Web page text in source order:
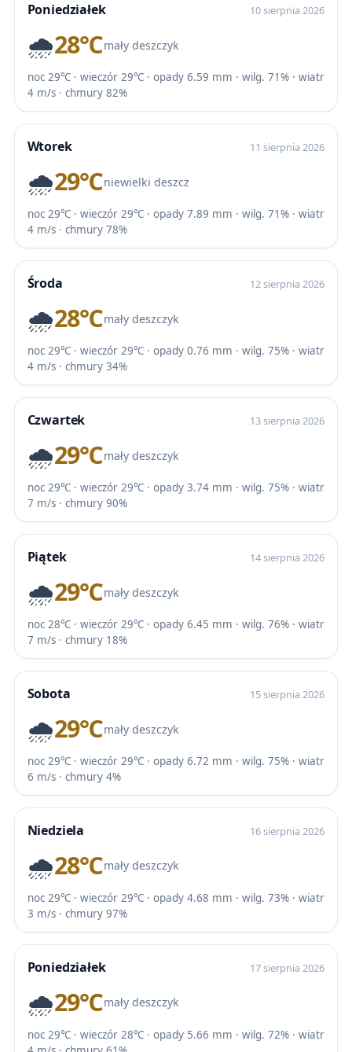
Poniedziałek 10 sierpnia 2026
🌧️28℃mały deszczyk
noc 29℃ · wieczór 29℃ · opady 6.59 mm · wilg. 71% · wiatr
4 m/s · chmury 82%
Wtorek 11 sierpnia 2026
🌧️29℃niewielki deszcz
noc 29℃ · wieczór 29℃ · opady 7.89 mm · wilg. 71% · wiatr
4 m/s · chmury 78%
Środa 12 sierpnia 2026
🌧️28℃mały deszczyk
noc 29℃ · wieczór 29℃ · opady 0.76 mm · wilg. 75% · wiatr
4 m/s · chmury 34%
Czwartek 13 sierpnia 2026
🌧️29℃mały deszczyk
noc 29℃ · wieczór 29℃ · opady 3.74 mm · wilg. 75% · wiatr
7 m/s · chmury 90%
Piątek 14 sierpnia 2026
🌧️29℃mały deszczyk
noc 28℃ · wieczór 29℃ · opady 6.45 mm · wilg. 76% · wiatr
7 m/s · chmury 18%
Sobota 15 sierpnia 2026
🌧️29℃mały deszczyk
noc 29℃ · wieczór 29℃ · opady 6.72 mm · wilg. 75% · wiatr
6 m/s · chmury 4%
Niedziela 16 sierpnia 2026
🌧️28℃mały deszczyk
noc 29℃ · wieczór 29℃ · opady 4.68 mm · wilg. 73% · wiatr
3 m/s · chmury 97%
Poniedziałek 17 sierpnia 2026
🌧️29℃mały deszczyk
noc 29℃ · wieczór 28℃ · opady 5.66 mm · wilg. 72% · wiatr